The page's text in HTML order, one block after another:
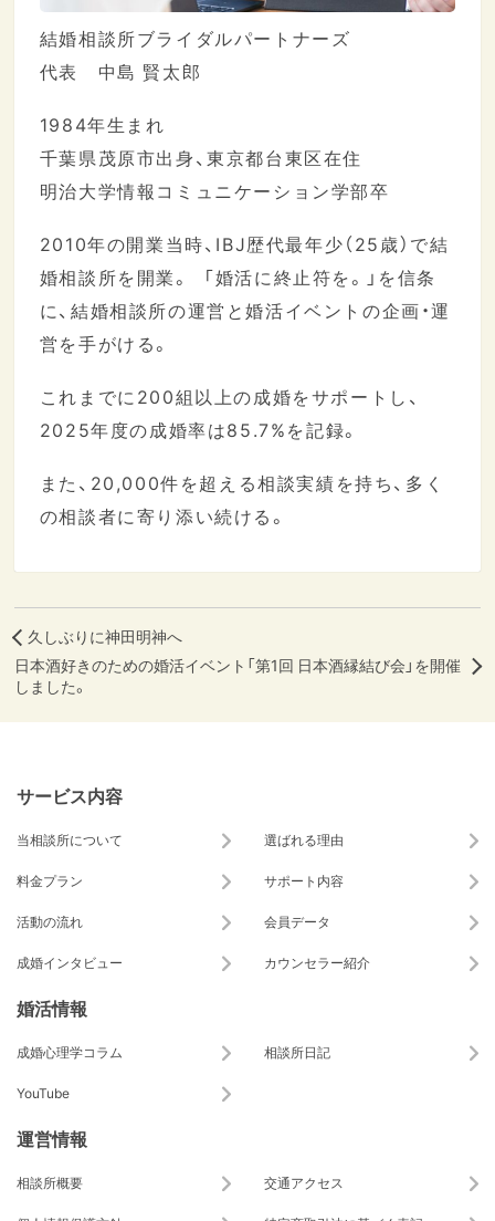
結婚相談所ブライダルパートナーズ
代表 中島 賢太郎
1984年生まれ
千葉県茂原市出身、東京都台東区在住
明治大学情報コミュニケーション学部卒
2010年の開業当時、IBJ歴代最年少（25歳）で結
婚相談所を開業。 「婚活に終止符を。」を信条
に、結婚相談所の運営と婚活イベントの企画・運
営を手がける。
これまでに200組以上の成婚をサポートし、
2025年度の成婚率は85.7%を記録。
また、20,000件を超える相談実績を持ち、多く
の相談者に寄り添い続ける。
久しぶりに神田明神へ
日本酒好きのための婚活イベント「第1回 日本酒縁結び会」を開催
しました。
サービス内容
当相談所について 選ばれる理由
料金プラン サポート内容
活動の流れ 会員データ
成婚インタビュー カウンセラー紹介
婚活情報
成婚心理学コラム 相談所日記
YouTube
運営情報
相談所概要 交通アクセス